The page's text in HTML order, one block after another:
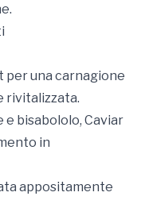
per una carnagione
rivitalizzata.
bisabololo, Caviar
in
appositamente